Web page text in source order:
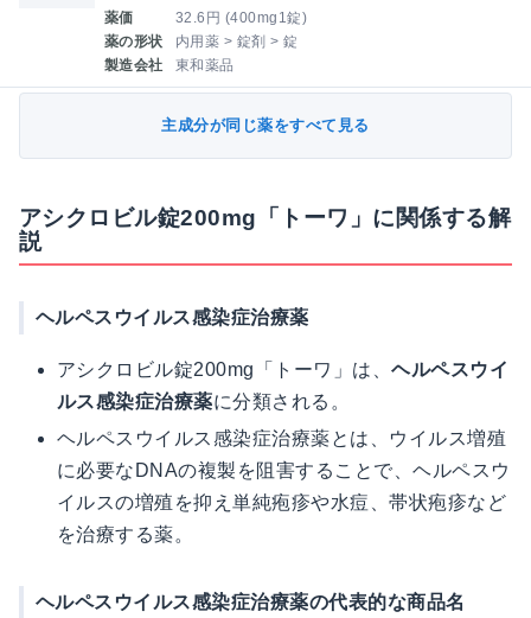
薬価
32.6円 (400mg1錠)
薬の形状
内用薬 > 錠剤 > 錠
製造会社
東和薬品
主成分が同じ薬をすべて見る
アシクロビル錠200mg「トーワ」に関係する解
説
ヘルペスウイルス感染症治療薬
アシクロビル錠200mg「トーワ」は、ヘルペスウイ
ルス感染症治療薬に分類される。
ヘルペスウイルス感染症治療薬とは、ウイルス増殖
に必要なDNAの複製を阻害することで、ヘルペスウ
イルスの増殖を抑え単純疱疹や水痘、帯状疱疹など
を治療する薬。
ヘルペスウイルス感染症治療薬の代表的な商品名